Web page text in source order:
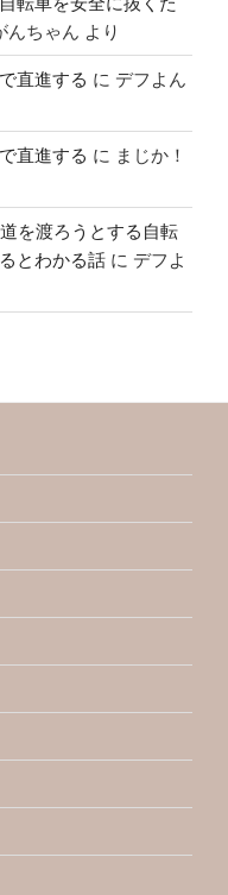
んちゃん より
直進する に デフよん
直進する に まじか！
を渡ろうとする自転
とわかる話 に デフよ